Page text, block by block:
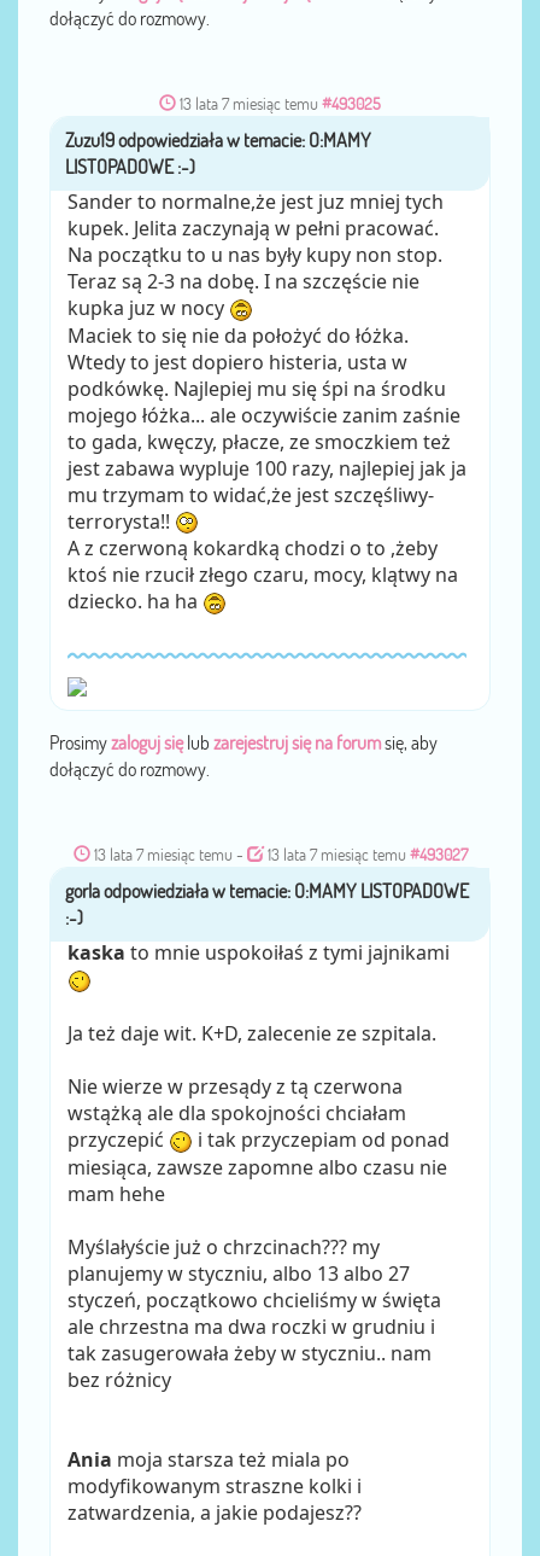
dołączyć do rozmowy.
13 lata 7 miesiąc temu #493025
przezZuzu19
Sander to normalne,że jest juz mniej tych
kupek. Jelita zaczynają w pełni pracować.
Na początku to u nas były kupy non stop.
Teraz są 2-3 na dobę. I na szczęście nie
kupka juz w nocy
Maciek to się nie da położyć do łóżka.
Wtedy to jest dopiero histeria, usta w
podkówkę. Najlepiej mu się śpi na środku
mojego łóżka... ale oczywiście zanim zaśnie
to gada, kwęczy, płacze, ze smoczkiem też
jest zabawa wypluje 100 razy, najlepiej jak ja
mu trzymam to widać,że jest szczęśliwy-
terrorysta!!
A z czerwoną kokardką chodzi o to ,żeby
ktoś nie rzucił złego czaru, mocy, klątwy na
dziecko. ha ha
Prosimyzaloguj sięlub zarejestruj się na forumsię, aby
dołączyć do rozmowy.
13 lata 7 miesiąc temu - 13 lata 7 miesiąc temu #493027
przezgorla
kaska to mnie uspokoiłaś z tymi jajnikami
Ja też daje wit. K+D, zalecenie ze szpitala.
Nie wierze w przesądy z tą czerwona
wstążką ale dla spokojności chciałam
przyczepić
i tak przyczepiam od ponad
miesiąca, zawsze zapomne albo czasu nie
mam hehe
Myślałyście już o chrzcinach??? my
planujemy w styczniu, albo 13 albo 27
styczeń, początkowo chcieliśmy w święta
ale chrzestna ma dwa roczki w grudniu i
tak zasugerowała żeby w styczniu.. nam
bez różnicy
Ania moja starsza też miala po
modyfikowanym straszne kolki i
zatwardzenia, a jakie podajesz??